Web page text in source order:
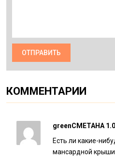
КОММЕНТАРИИ
greenCMETAHA
Есть ли какие-
мансардной